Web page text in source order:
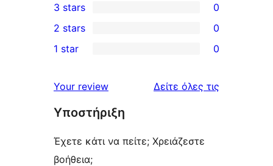
star
reviews
4-
star
reviews
0
3-
star
3 stars 0
2-
reviews
2 stars 0
star
reviews
1 star 0
Your review Δείτε όλες τις
Υποστήριξη
Έχετε κάτι να πείτε; Χρειάζεστε
βοήθεια;